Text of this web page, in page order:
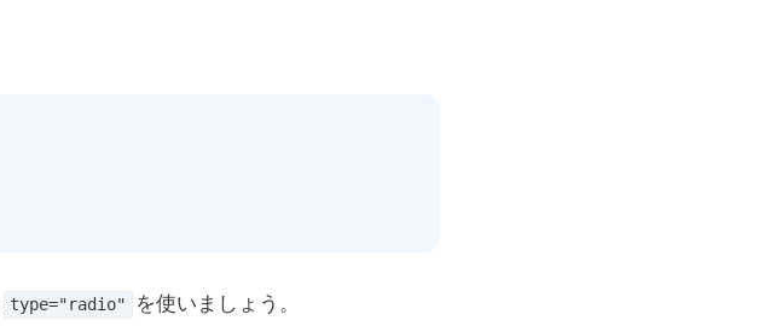
type="radio" を使いましょう。